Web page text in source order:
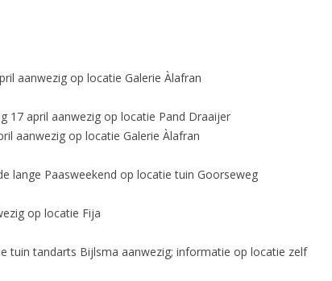
aanwezig op locatie Galerie Àlafran
17 april aanwezig op locatie Pand Draaijer
aanwezig op locatie Galerie Àlafran
lange Paasweekend op locatie tuin Goorseweg
op locatie Fija
tuin tandarts Bijlsma aanwezig; informatie op locatie zelf